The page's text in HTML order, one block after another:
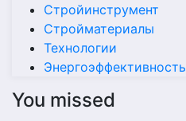
Стройинструмент
Стройматериалы
Технологии
Энергоэффективность
You missed